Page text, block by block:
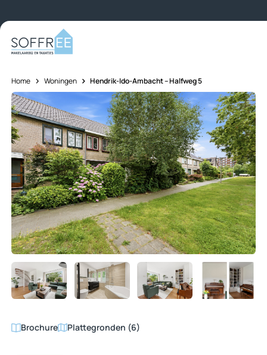
Home Woningen Hendrik-Ido-Ambacht – Halfweg 5
Brochure Plattegronden (6)